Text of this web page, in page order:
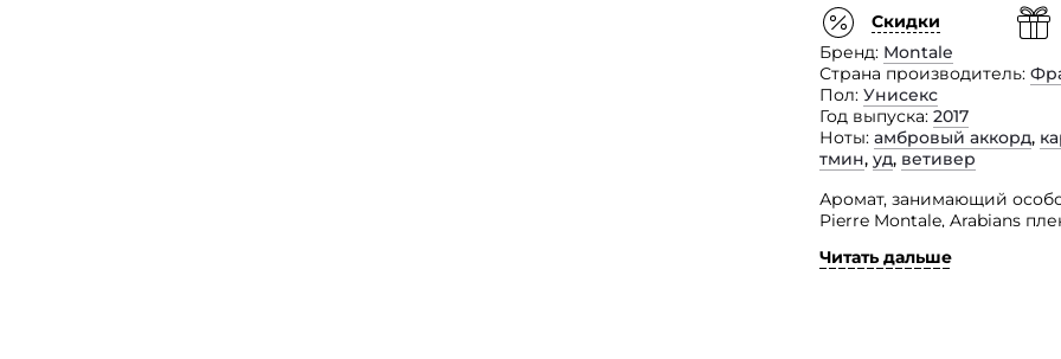
Скидки
Бренд Montale
Страна производитель
Пол Унисекс
Год выпуска 2017
Ноты амбровый аккорд,
тмин, уд, ветивер
Аромат, занимающий
Pierre Montale, Arabians
Читать дальше